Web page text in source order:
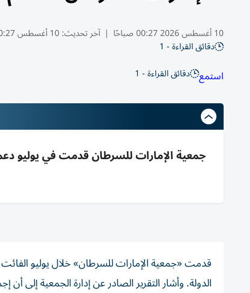
10 أغسطس 2026 00:27 صباحًا | آخر تحديث:10 أغسطس 00:27 2026
دقائق القراءة - 1
استمع دقائق القراءة - 1
الدولة. وأشار التقرير الصادر عن إدارة الجمعية إلى أن إجمالي